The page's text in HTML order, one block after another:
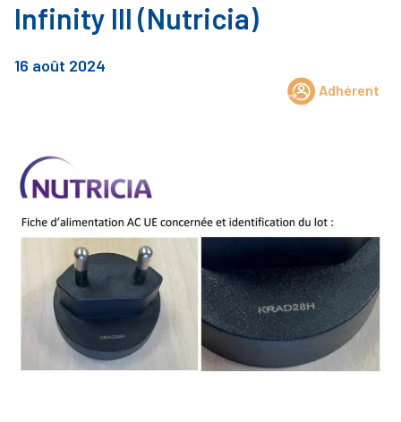
Infinity III (Nutricia)
16 août 2024
Adhérent